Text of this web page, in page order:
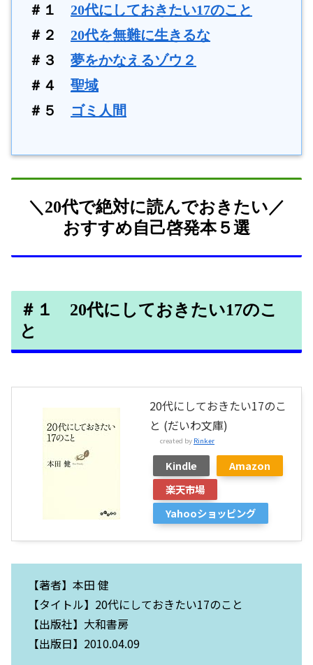
＃１ 20代にしておきたい17のこと
＃２ 20代を無難に生きるな
＃３ 夢をかなえるゾウ２
＃４ 聖域
＃５ ゴミ人間
＼20代で絶対に読んでおきたい／
おすすめ自己啓発本５選
＃１ 20代にしておきたい17のこ
と
20代にしておきたい17のこ
と (だいわ文庫)
created by Rinker
Kindle
Amazon
楽天市場
Yahooショッピング
【著者】本田 健
【タイトル】20代にしておきたい17のこと
【出版社】大和書房
【出版日】2010.04.09